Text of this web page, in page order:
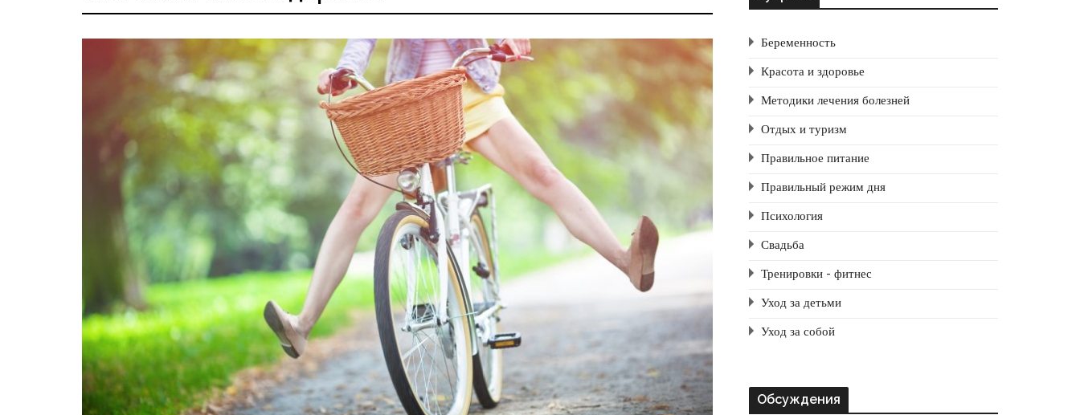
Беременность
Красота и здоровье
Методики лечения болезней
Отдых и туризм
Правильное питание
Правильный режим дня
Психология
Свадьба
Тренировки - фитнес
Уход за детьми
Уход за собой
Обсуждения